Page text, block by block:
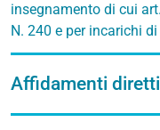
insegnamento di cui
N. 240 e per incarichi
Affidamenti